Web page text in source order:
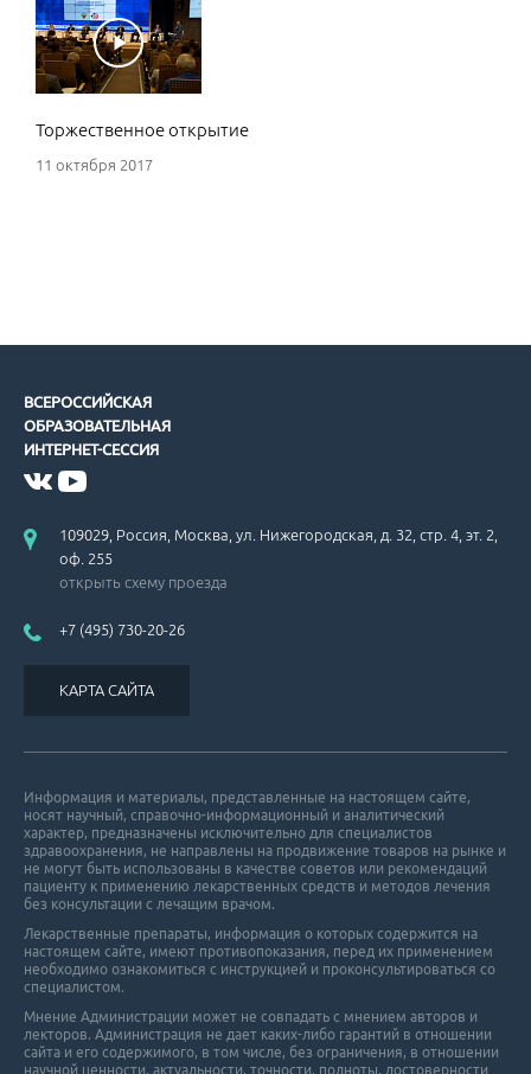
Торжественное открытие
11 октября 2017
ВСЕРОССИЙСКАЯ
ОБРАЗОВАТЕЛЬНАЯ
ИНТЕРНЕТ-СЕССИЯ
109029, Россия, Москва, ул. Нижегородская, д. 32, стр. 4, эт. 2,
оф. 255
открыть схему проезда
+7 (495) 730-20-26
КАРТА САЙТА
Информация и материалы, представленные на настоящем сайте,
носят научный, справочно-информационный и аналитический
характер, предназначены исключительно для специалистов
здравоохранения, не направлены на продвижение товаров на рынке и
не могут быть использованы в качестве советов или рекомендаций
пациенту к применению лекарственных средств и методов лечения
без консультации с лечащим врачом.
Лекарственные препараты, информация о которых содержится на
настоящем сайте, имеют противопоказания, перед их применением
необходимо ознакомиться с инструкцией и проконсультироваться со
специалистом.
Мнение Администрации может не совпадать с мнением авторов и
лекторов. Администрация не дает каких-либо гарантий в отношении
cайта и его cодержимого, в том числе, без ограничения, в отношении
научной ценности, актуальности, точности, полноты, достоверности